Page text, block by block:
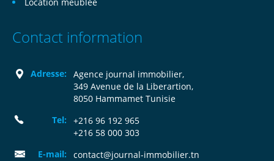
Contact information
Adresse:
Agence journal immobilier,
349 Avenue de la Liberartion,
8050 Hammamet Tunisie
Tel:
+216 96 192 965
+216 58 000 303
E-mail:
contact@journal-immobilier.tn